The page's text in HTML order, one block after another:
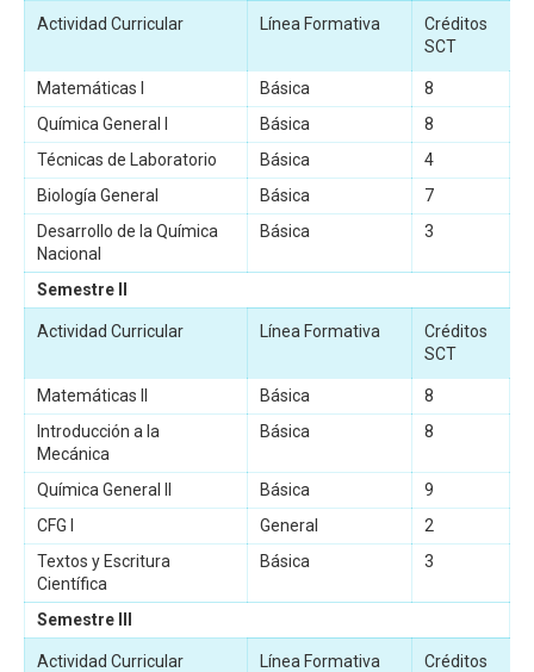
Actividad Curricular Línea Formativa
Créditos
SCT
Matemáticas I Básica
8
Química General I
Básica
8
Técnicas de Laboratorio
Básica
4
Biología General
Básica
7
Desarrollo de la Química
Nacional
Básica 3
Semestre II
Actividad Curricular Línea Formativa
Créditos
SCT
Matemáticas II Básica
8
Introducción a la
Mecánica
Básica 8
Química General II Básica
9
CFG I
General
2
Textos y Escritura
Científica
Básica 3
Semestre III
Actividad Curricular Línea Formativa
Créditos